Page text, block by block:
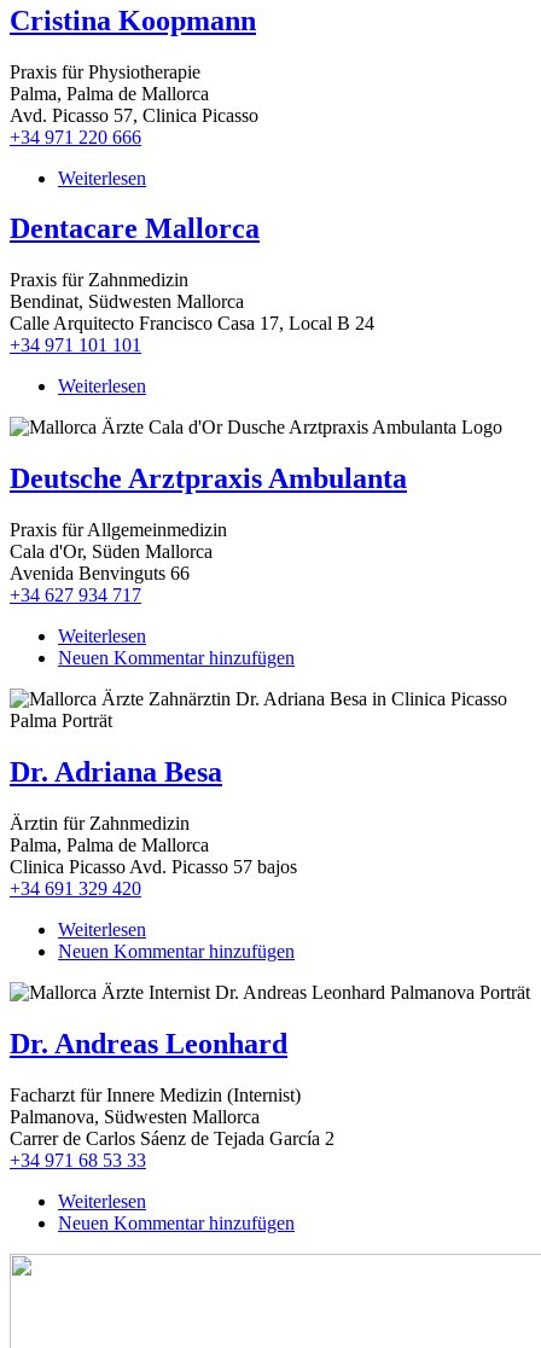
Vogelsang
Cristina Koopmann
Praxis für Physiotherapie
Palma, Palma de Mallorca
Avd. Picasso 57, Clinica Picasso
+34 971 220 666
Weiterlesen
Koopmann
Dentacare Mallorca
Praxis für Zahnmedizin
Bendinat, Südwesten Mallorca
Calle Arquitecto Francisco Casa 17, Local B 24
+34 971 101 101
Weiterlesen
Mallorca
Deutsche Arztpraxis Ambulanta
Praxis für Allgemeinmedizin
Cala d'Or, Süden Mallorca
Avenida Benvinguts 66
+34 627 934 717
Weiterlesen
Deutsche
Ambulanta
Neuen Kommentar hinzufügen
Dr. Adriana Besa
Ärztin für Zahnmedizin
Palma, Palma de Mallorca
Clinica Picasso Avd. Picasso 57 bajos
+34 691 329 420
Weiterlesen
Dr.
Besa
Neuen Kommentar hinzufügen
Dr. Andreas Leonhard
Facharzt für Innere Medizin (Internist)
Palmanova, Südwesten Mallorca
Carrer de Carlos Sáenz de Tejada García 2
+34 971 68 53 33
Weiterlesen
Dr.
Neuen Kommentar hinzufügen